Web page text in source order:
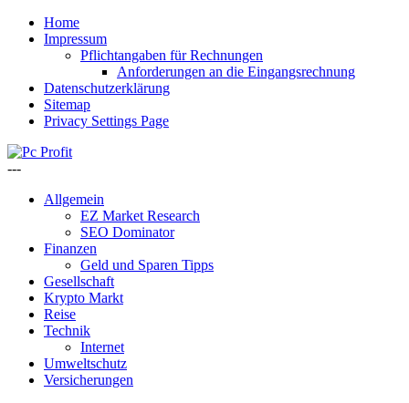
Home
Impressum
Pflichtangaben für Rechnungen
Anforderungen an die Eingangsrechnung
Datenschutzerklärung
Sitemap
Privacy Settings Page
---
Allgemein
EZ Market Research
SEO Dominator
Finanzen
Geld und Sparen Tipps
Gesellschaft
Krypto Markt
Reise
Technik
Internet
Umweltschutz
Versicherungen